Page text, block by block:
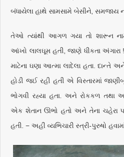
બંધાયેલા હાથે સામસામે બેસીને, સમજાય
તેઓ ત્યાંથી આગળ ગયા તો શારૂન
આંખો લાલઘૂમ હતી, જાણે ધીકતા અંગારા !
માટેના ઘણા આત્મા લાદેલા હતા. દાન્તે
હોડી જઈ રહી હતી એ વિસ્તારમાં
ભોગવી રહ્યા હતા. અને રોકકળ તથા
એક શેતાન ઊભો હતો અને તેના ચહેરા
હતી. − અહીં વ્યભિચારી સ્ત્રી-પુરુષો